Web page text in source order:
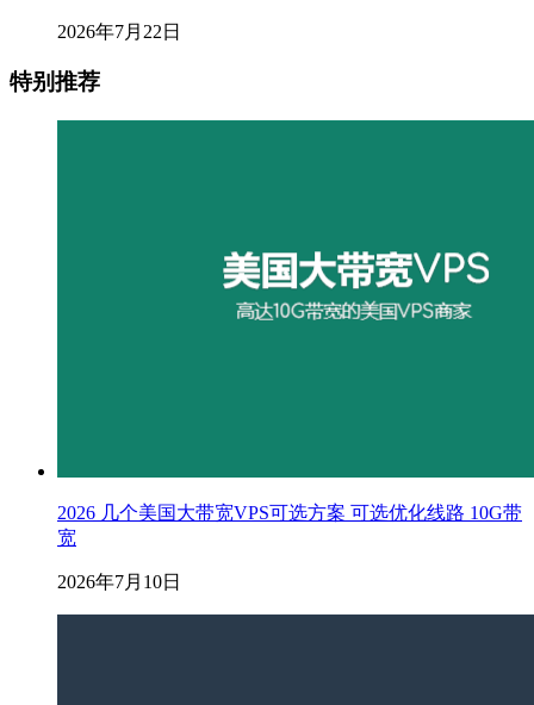
2026年7月22日
特别推荐
2026 几个美国大带宽VPS可选方案 可选优化线路 10G带
宽
2026年7月10日